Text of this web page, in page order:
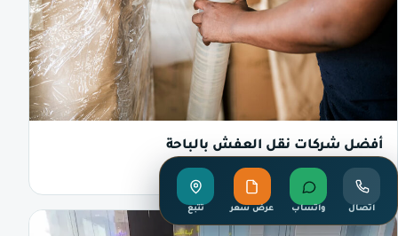
أفضل شركات نقل العفش بالباحة
اقرأ التفاصيل
اتصال واتساب عرض سعر تتبع